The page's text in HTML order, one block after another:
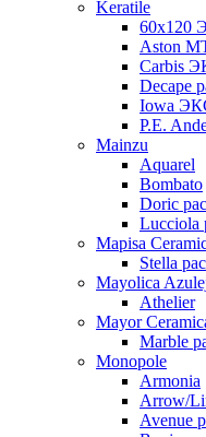
Keratile
Aston
Carbis
Decape
Iowa
P.E.
Mainzu
Aquarel
Bombato
Doric
Lucciola
Mapisa
Stella
Mayolica
Athelier
Mayor
Marble
Monopole
Armonia
Arrow/
Avenue